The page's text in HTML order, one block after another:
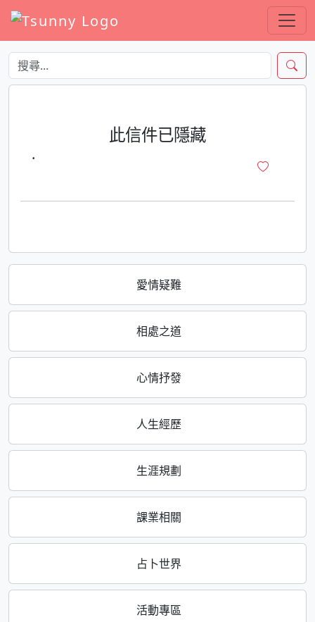
愛情疑難
相處之道
心情抒發
人生經歷
生涯規劃
課業相關
占卜世界
活動專區
此信件已隱藏
·